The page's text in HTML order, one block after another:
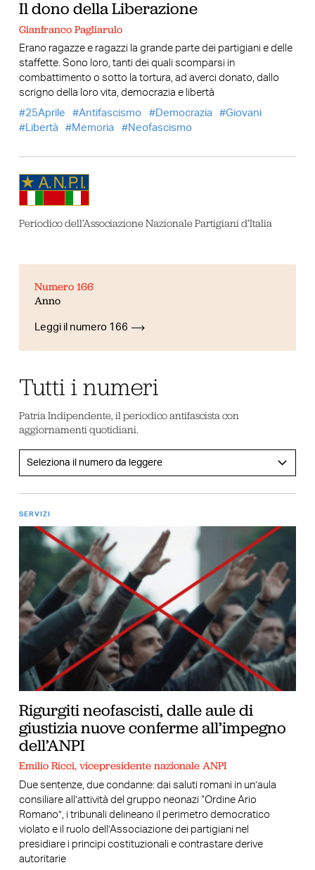
Il dono della Liberazione
Gianfranco Pagliarulo
Erano ragazze e ragazzi la grande parte dei partigiani e delle
staffette. Sono loro, tanti dei quali scomparsi in
combattimento o sotto la tortura, ad averci donato, dallo
scrigno della loro vita, democrazia e libertà
25Aprile
Antifascismo Democrazia
Giovani
Libertà
Memoria Neofascismo
Periodico dell’Associazione Nazionale Partigiani d’Italia
Numero 166
Anno
Leggi il numero 166
Tutti i numeri
Patria Indipendente, il periodico antifascista con
aggiornamenti quotidiani.
SERVIZI
Rigurgiti neofascisti, dalle aule di
giustizia nuove conferme all’impegno
dell’ANPI
Emilio Ricci, vicepresidente nazionale ANPI
Due sentenze, due condanne: dai saluti romani in un’aula
consiliare all’attività del gruppo neonazi “Ordine Ario
Romano”, i tribunali delineano il perimetro democratico
violato e il ruolo dell’Associazione dei partigiani nel
presidiare i principi costituzionali e contrastare derive
autoritarie